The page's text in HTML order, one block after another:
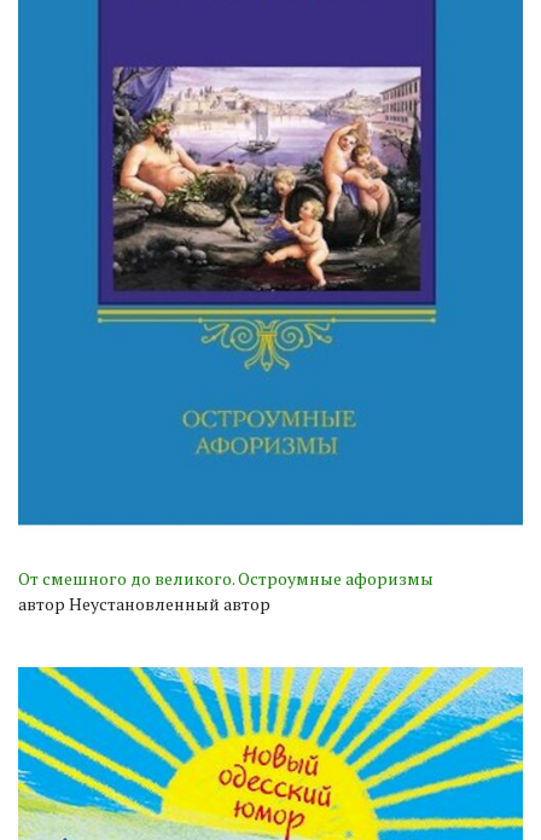
От смешного до великого. Остроумные афоризмы
автор Неустановленный автор